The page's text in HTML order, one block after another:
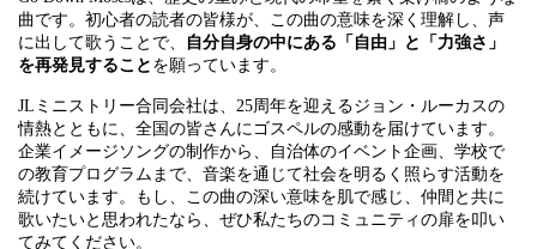
曲です。初心者の読者の皆様が、この曲の意味を深く理解し、声
に出して歌うことで、
自分自身の中にある「自由」と「力強さ」
を再発見すること を願っています。
JLミニストリー合同会社は、25周年を迎えるジョン・ルーカスの
情熱とともに、全国の皆さんにゴスペルの感動を届けています。
企業イメージソングの制作から、自治体のイベント企画、学校で
の教育プログラムまで、音楽を通じて社会を明るく照らす活動を
続けています。もし、この曲の深い意味を肌で感じ、仲間と共に
歌いたいと思われたなら、ぜひ私たちのコミュニティの扉を叩い
てみてください。